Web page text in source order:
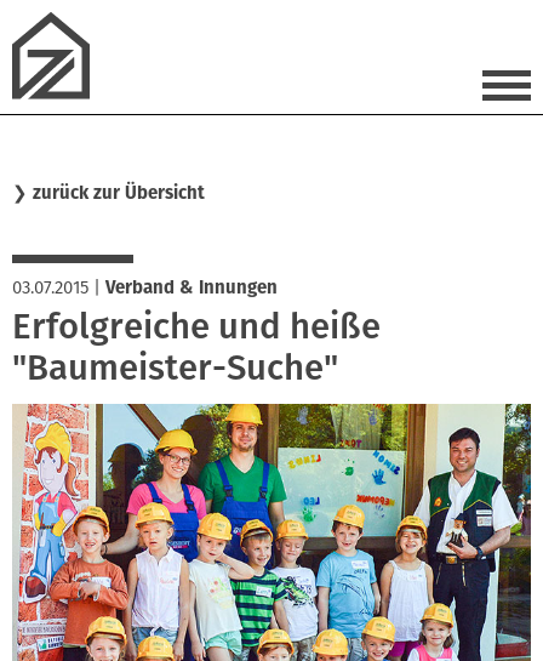
❯ zurück zur Übersicht
03.07.2015 Verband & Innungen
Erfolgreiche und heiße
"Baumeister-Suche"